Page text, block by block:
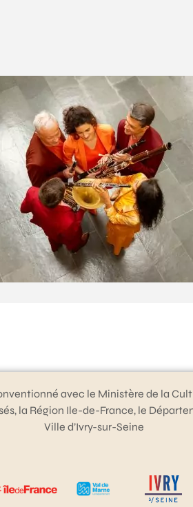
avec le Ministère de la
la Région Ile-de-France, le
Ville d’Ivry-sur-Seine